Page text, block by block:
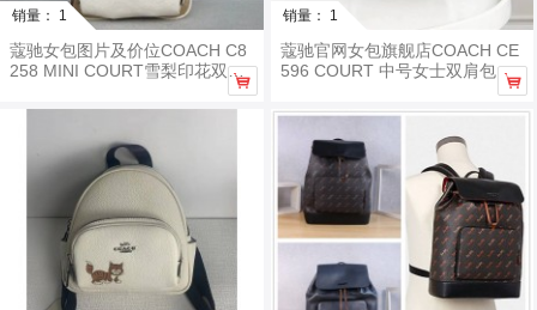
销量： 1
蔻驰女包图片及价位COACH C8
258 MINI COURT雪梨印花双肩

销量： 1
蔻驰官网女包旗舰店COACH CE
596 COURT 中号女士双肩包
